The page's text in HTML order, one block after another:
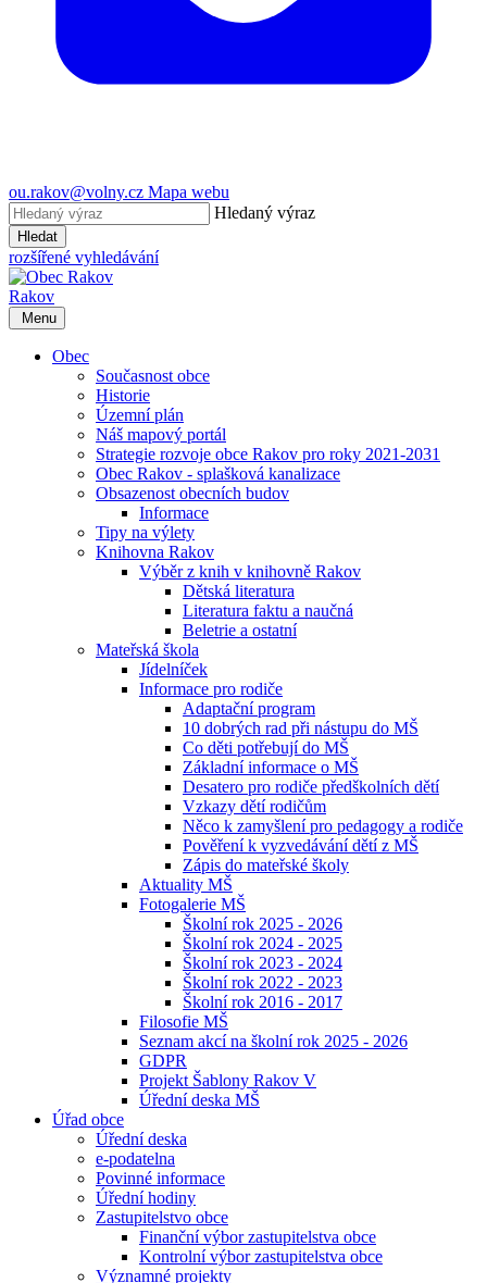
ou.rakov@volny.cz Mapa webu
Hledaný výraz
Hledat
rozšířené vyhledávání
Rakov
Menu
Obec
Současnost obce
Historie
Územní plán
Náš mapový portál
Strategie rozvoje obce Rakov pro roky 2021-2031
Obec Rakov - splašková kanalizace
Obsazenost obecních budov
Informace
Tipy na výlety
Knihovna Rakov
Výběr z knih v knihovně Rakov
Dětská literatura
Literatura faktu a naučná
Beletrie a ostatní
Mateřská škola
Jídelníček
Informace pro rodiče
Adaptační program
10 dobrých rad při nástupu do MŠ
Co děti potřebují do MŠ
Základní informace o MŠ
Desatero pro rodiče předškolních dětí
Vzkazy dětí rodičům
Něco k zamyšlení pro pedagogy a rodiče
Pověření k vyzvedávání dětí z MŠ
Zápis do mateřské školy
Aktuality MŠ
Fotogalerie MŠ
Školní rok 2025 - 2026
Školní rok 2024 - 2025
Školní rok 2023 - 2024
Školní rok 2022 - 2023
Školní rok 2016 - 2017
Filosofie MŠ
Seznam akcí na školní rok 2025 - 2026
GDPR
Projekt Šablony Rakov V
Úřední deska MŠ
Úřad obce
Úřední deska
e-podatelna
Povinné informace
Úřední hodiny
Zastupitelstvo obce
Finanční výbor zastupitelstva obce
Kontrolní výbor zastupitelstva obce
Významné projekty